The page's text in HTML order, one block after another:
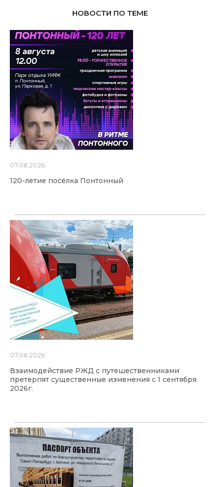
НОВОСТИ ПО ТЕМЕ
07.08.2026
120-летие посёлка Понтонный
07.08.2026
Взаимодействие РЖД с путешественниками
претерпят существенные изменения с 1 сентября
2026г.